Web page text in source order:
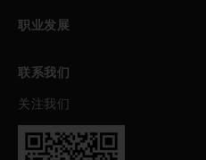
职业发展
联系我们
toggle view
关注我们